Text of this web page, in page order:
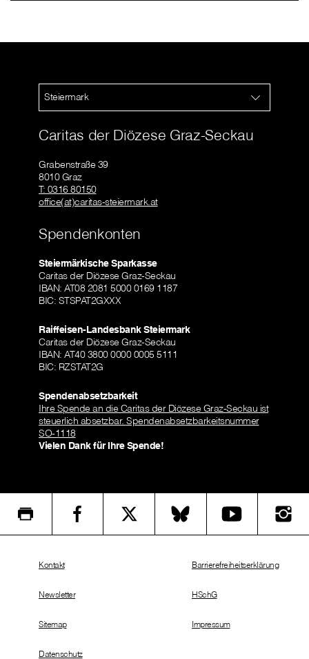
Steiermark
Caritas der Diözese Graz-Seckau
Grabenstraße 39
8010 Graz
T: 0316 80150
office(at)caritas-steiermark.at
Spendenkonten
Steiermärkische Sparkasse
Caritas der Diözese Graz-Seckau
IBAN: AT08 2081 5000 0169 1187
BIC: STSPAT2GXXX
Raiffeisen-Landesbank Steiermark
Caritas der Diözese Graz-Seckau
IBAN: AT40 3800 0000 0005 5111
BIC: RZSTAT2G
Spendenabsetzbarkeit
Ihre Spende an die Caritas der Diözese Graz-Seckau ist
steuerlich absetzbar. Spendenabsetzbarkeitsnummer
SO-1118
Vielen Dank für Ihre Spende!
Kontakt
Newsletter
Sitemap
Datenschutz
Barrierefreiheitserklärung
HSchG
Impressum